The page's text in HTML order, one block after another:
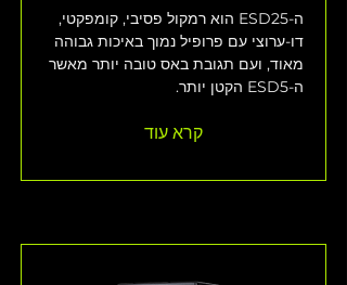
ה-ESD25 הוא רמקול פסיבי, קומפקטי,
דו-ערוצי עם פרופיל נמוך באיכות גבוהה
מאוד, ועם תגובת באס טובה יותר מאשר
ה-ESD5 הקטן יותר.
קרא עוד